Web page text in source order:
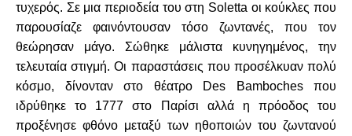
τυχερός. Σε μια περιοδεία του στη Soletta οι κούκλες που
παρουσίαζε φαινόντουσαν τόσο ζωντανές, που τον
θεώρησαν μάγο. Σώθηκε μάλιστα κυνηγημένος, την
τελευταία στιγμή. Οι παραστάσεις που προσέλκυαν πολύ
κόσμο, δίνονταν στο θέατρο Des Bamboches που
ιδρύθηκε το 1777 στο Παρίσι αλλά η πρόοδος του
προξένησε φθόνο μεταξύ των ηθοποιών του ζωντανού